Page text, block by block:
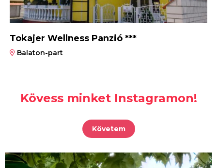
Tokajer Wellness Panzió ***
Balaton-part
Kövess minket Instagramon!
Követem